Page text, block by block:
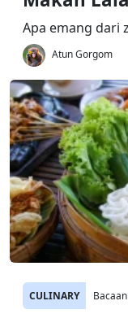
Apa emang dari
Atun Gorgom
CULINARY